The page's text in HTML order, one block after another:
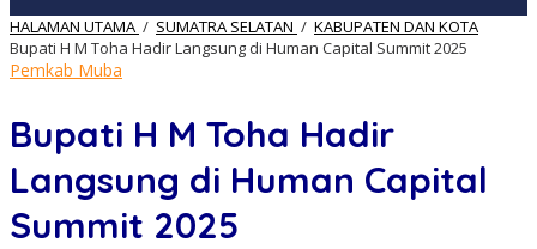
HALAMAN UTAMA / SUMATRA SELATAN / KABUPATEN DAN KOTA
Bupati H M Toha Hadir Langsung di Human Capital Summit 2025
Pemkab Muba
Bupati H M Toha Hadir
Langsung di Human Capital
Summit 2025